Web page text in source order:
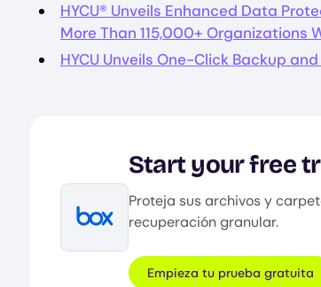
HYCU® Unveils Enhanced Data
More Than 115,000+ Organizations
HYCU Unveils One-Click Backup
Image
Start your free
Proteja sus archivos y
recuperación granular.
Empieza tu prueba gratuita